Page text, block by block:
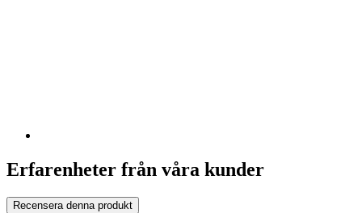
Erfarenheter från våra kunder
Recensera denna produkt